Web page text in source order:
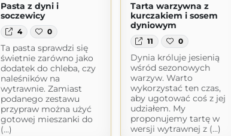
Pasta z dyni i
soczewicy
4 0
Ta pasta sprawdzi się
świetnie zarówno jako
dodatek do chleba, czy
naleśników na
wytrawnie. Zamiast
podanego zestawu
przypraw można użyć
gotowej mieszanki do
(...)
Tarta warzywna z
kurczakiem i sosem
dyniowym
11 0
Dynia króluje jesienią
wśród sezonowych
warzyw. Warto
wykorzystać ten czas,
aby ugotować coś z jej
udziałem. My
proponujemy tartę w
wersji wytrawnej z (...)